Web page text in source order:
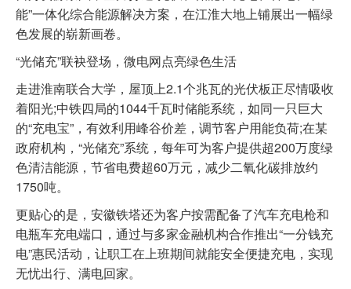
能”一体化综合能源解决方案，在江淮大地上铺展出一幅绿
色发展的崭新画卷。
“光储充”联袂登场，微电网点亮绿色生活
走进淮南联合大学，屋顶上2.1个兆瓦的光伏板正尽情吸收
着阳光;中铁四局的1044千瓦时储能系统，如同一只巨大
的“充电宝”，有效利用峰谷价差，调节客户用能负荷;在某
政府机构，“光储充”系统，每年可为客户提供超200万度绿
色清洁能源，节省电费超60万元，减少二氧化碳排放约
1750吨。
更贴心的是，安徽铁塔还为客户按需配备了汽车充电枪和
电瓶车充电端口，通过与多家金融机构合作推出“一分钱充
电”惠民活动，让职工在上班期间就能安全便捷充电，实现
无忧出行、满电回家。